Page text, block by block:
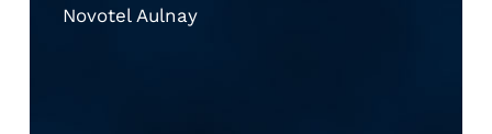
Novotel Aulnay